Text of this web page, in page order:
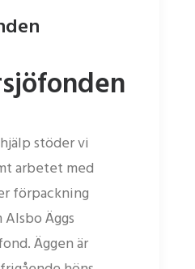
stöder vi
arbetet med
förpackning
Äggs
Äggen är